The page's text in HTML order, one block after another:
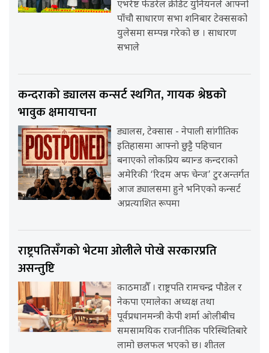
एभरेष्ट फेडरेल क्रेडिट युनियनले आफ्नो
पाँचौ साधारण सभा शनिबार टेक्ससको
युलेसमा सम्पन्न गरेको छ । साधारण
सभाले
कन्दराको ड्यालस कन्सर्ट स्थगित, गायक श्रेष्ठको
भावुक क्षमायाचना
ड्यालस, टेक्सास - नेपाली सांगीतिक
इतिहासमा आफ्नो छुट्टै पहिचान
बनाएको लोकप्रिय ब्यान्ड कन्दराको
अमेरिकी ‘रिदम अफ चेन्ज’ टुरअन्तर्गत
आज ड्यालसमा हुने भनिएको कन्सर्ट
अप्रत्याशित रूपमा
राष्ट्रपतिसँगको भेटमा ओलीले पोखे सरकारप्रति
असन्तुष्टि
काठमाडौँ । राष्ट्रपति रामचन्द्र पौडेल र
नेकपा एमालेका अध्यक्ष तथा
पूर्वप्रधानमन्त्री केपी शर्मा ओलीबीच
समसामयिक राजनीतिक परिस्थितिबारे
लामो छलफल भएको छ। शीतल